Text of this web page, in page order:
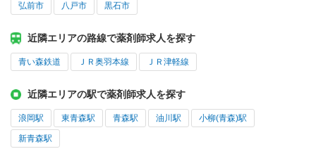
弘前市 八戸市 黒石市
近隣エリアの路線で薬剤師求人を探す
青い森鉄道 ＪＲ奥羽本線 ＪＲ津軽線
近隣エリアの駅で薬剤師求人を探す
浪岡駅 東青森駅 青森駅 油川駅 小柳(青森)駅
新青森駅